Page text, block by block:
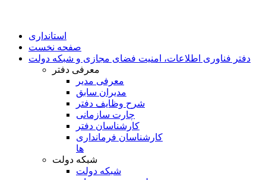
استانداری
صفحه نخست
دفتر فناوری اطلاعات، امنیت فضای مجازی و شبکه دولت
معرفی دفتر
معرفی مدیر
مدیران سابق
شرح وظایف دفتر
چارت سازمانی
کارشناسان دفتر
کارشناسان فرمانداری
ها
شبکه دولت
شبکه دولت